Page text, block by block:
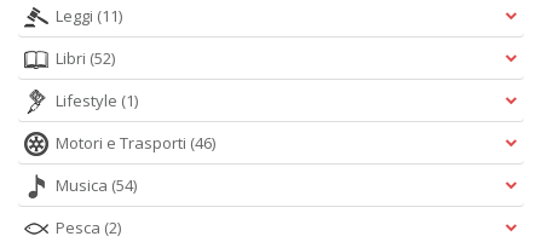
Leggi (11)
Libri (52)
Lifestyle (1)
Motori e Trasporti (46)
Musica (54)
Pesca (2)